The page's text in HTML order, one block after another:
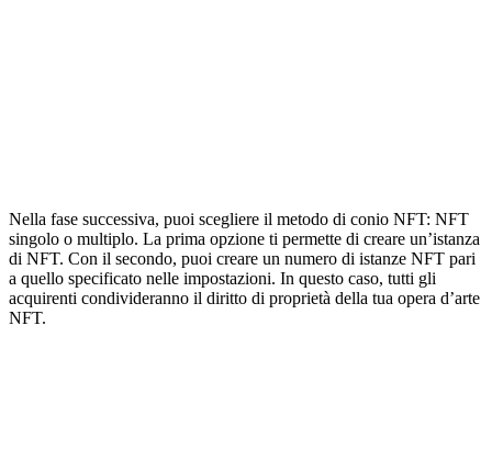
Nella fase successiva, puoi scegliere il metodo di conio NFT: NFT
singolo o multiplo. La prima opzione ti permette di creare un’istanza
di NFT. Con il secondo, puoi creare un numero di istanze NFT pari
a quello specificato nelle impostazioni. In questo caso, tutti gli
acquirenti condivideranno il diritto di proprietà della tua opera d’arte
NFT.